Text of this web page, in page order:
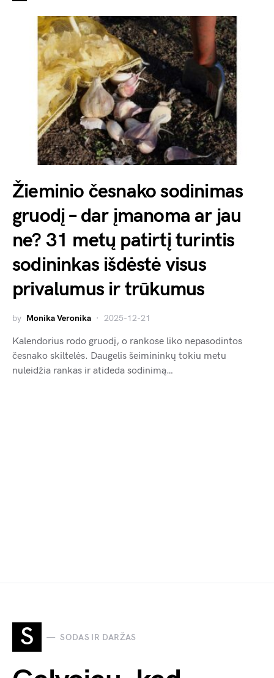
Žieminio česnako sodinimas
gruodį – dar įmanoma ar jau
ne? 31 metų patirtį turintis
sodininkas išdėstė visus
privalumus ir trūkumus
by Monika Veronika 2025-12-21
Kalendorius rodo gruodį, o rankose liko nepasodintos
česnako skiltelės. Daugelis šeimininkų tokiu metu
nuleidžia rankas ir atideda sodinimą…
S SODAS IR DARŽAS